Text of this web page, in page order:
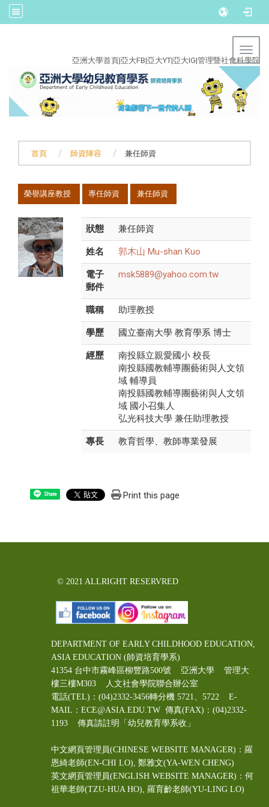
亞洲大學首頁|亞大FB|亞大YT|亞大IG|管理暨社會科學院
首頁 師資陣容 兼任師資
榮譽講座教授 專任師資 兼任師資
狀態 兼任師資
姓名 郭木山 Mu-shan Kuo
電子
郵件
msk5889@yahoo.com.tw
職稱 助理教授
學歷 國立臺南大學 教育學系 博士
經歷
南投縣立親愛國小 校長
南投縣國教輔導團藝術與人文領
域 輔導員
南投縣國教輔導團藝術與人文領
域 國小召集人
弘光科技大學 兼任助理教授
專長 教育哲學、教師專業發展
Share Print this page
© 2021 ALLRIGHT RESERVRED
DEPARTMENT OF EARLY CHILDHOOD EDUCATION,
ASIA EDUCATION (師資培育學系)
41354 台中市霧峰區柳豐路500號 亞洲大學 管理大
樓三樓M303 人文社會學院聯合辦公室
電話(TEL)：(04)2332-3456轉分機 5721、5722 E-
MAIL：ECE@ASIA.EDU.TW 傳真(FAX)：(04)2332-
1193 傳真請註明「幼兒教育學系收」
中文網頁管理員(CHINESE WEBSITE MANAGER)：羅
恩綺老師(EN-CHI LO) , 鄭雅文(YA-WEN CHENG)
英文網頁管理員(ENGLISH WEBSITE MANAGER)：何
祖華老師(TZU-HUA HO), 羅育齡老師(YU-LING LO)